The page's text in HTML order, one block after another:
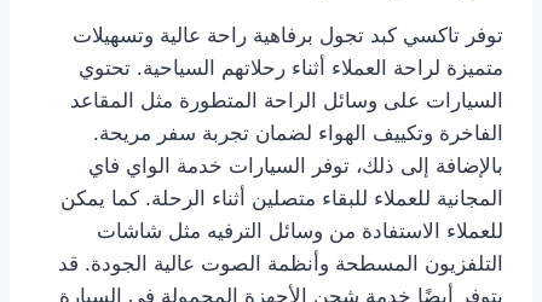
توفر تاكسي كبد تجول برفاهية راحة عالية وتسهيلات
متميزة لراحة العملاء أثناء رحلاتهم السياحية. تحتوي
السيارات على وسائل الراحة المتطورة مثل المقاعد
الفاخرة وتكييف الهواء لضمان تجربة سفر مريحة.
بالإضافة إلى ذلك، توفر السيارات خدمة الواي فاي
المجانية للعملاء للبقاء متصلين أثناء الرحلة. كما يمكن
للعملاء الاستفادة من وسائل الترفيه مثل شاشات
التلفزيون المسطحة وأنظمة الصوت عالية الجودة. قد
يتوفر أيضًا خدمة شحن الأجهزة المحمولة في السيارة